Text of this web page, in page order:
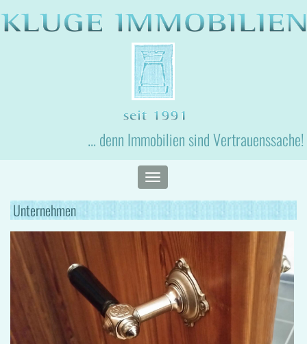
... denn Immobilien sind Vertrauenssache!
Toggle
navigation
Unternehmen